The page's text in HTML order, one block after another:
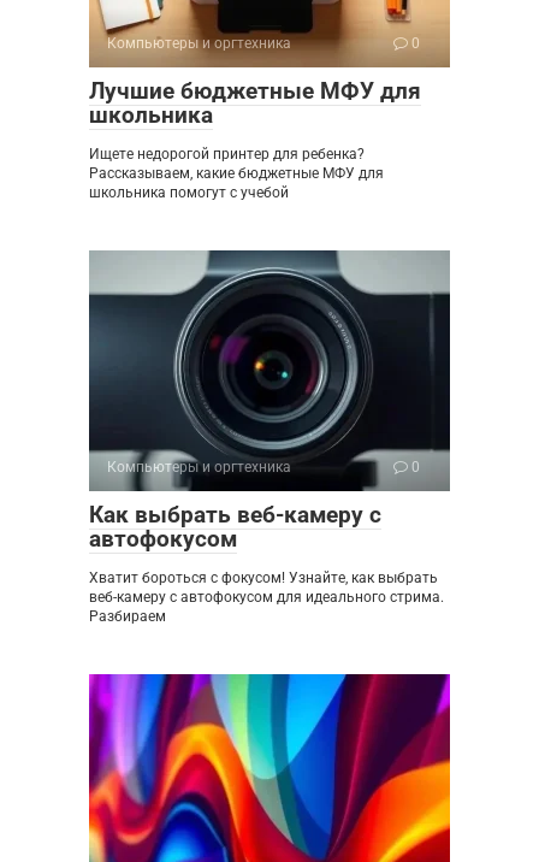
Компьютеры и оргтехника 0
Лучшие бюджетные МФУ для
школьника
Ищете недорогой принтер для ребенка?
Рассказываем, какие бюджетные МФУ для
школьника помогут с учебой
Компьютеры и оргтехника 0
Как выбрать веб-камеру с
автофокусом
Хватит бороться с фокусом! Узнайте, как выбрать
веб-камеру с автофокусом для идеального стрима.
Разбираем